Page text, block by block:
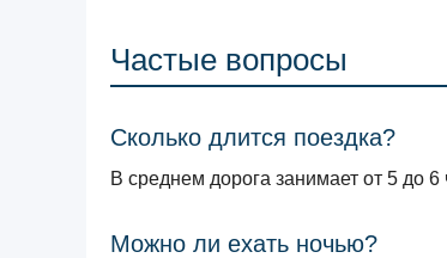
Частые вопросы
Сколько длится поездка?
В среднем дорога занимает от 5 до
Можно ли ехать ночью?